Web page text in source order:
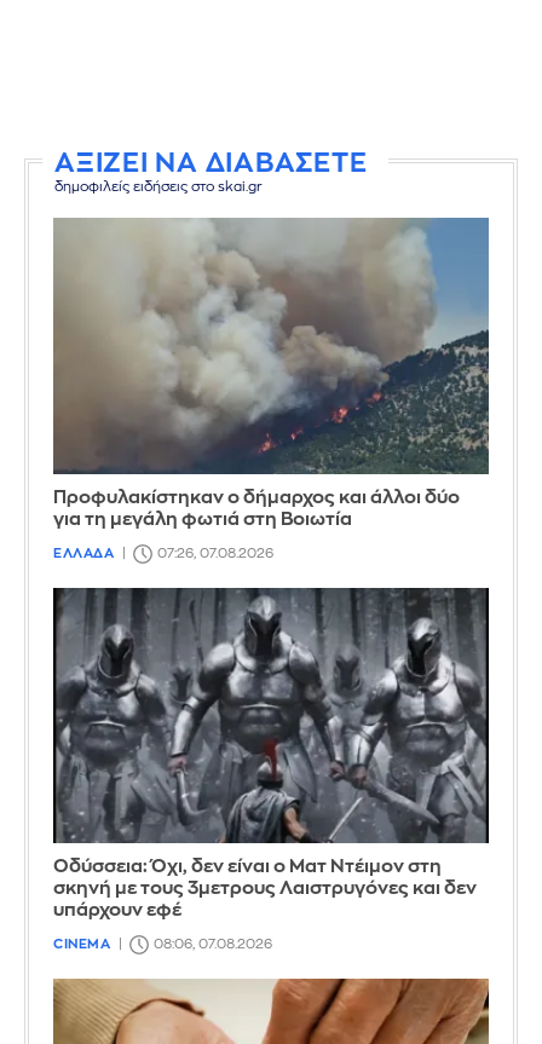
ΑΞΙΖΕΙ ΝΑ ΔΙΑΒΑΣΕΤΕ
δημοφιλείς ειδήσεις στο skai.gr
Προφυλακίστηκαν ο δήμαρχος και άλλοι δύο
για τη μεγάλη φωτιά στη Βοιωτία
ΕΛΛΑΔΑ 07:26, 07.08.2026
Οδύσσεια: Όχι, δεν είναι ο Ματ Ντέιμον στη
σκηνή με τους 3μετρους Λαιστρυγόνες και δεν
υπάρχουν εφέ
CINEMA 08:06, 07.08.2026